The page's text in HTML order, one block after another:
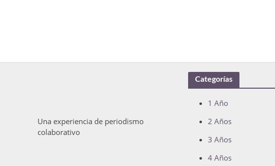
Una experiencia de periodismo
colaborativo
Categorías
1 Año
2 Años
3 Años
4 Años